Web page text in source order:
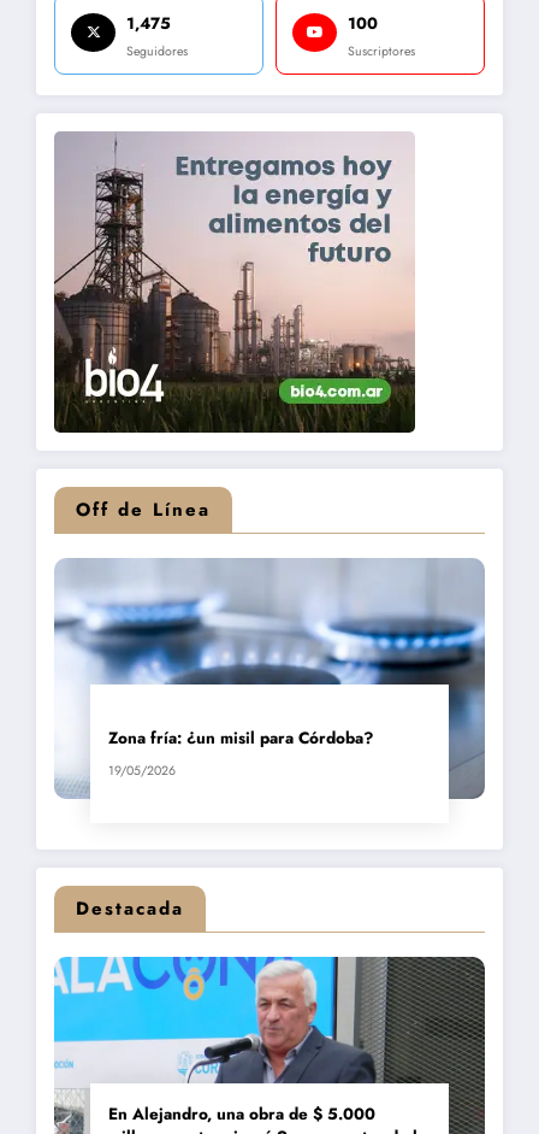
1,475
Seguidores
100
Suscriptores
Off de Línea
Zona fría: ¿un misil para Córdoba?
19/05/2026
Destacada
En Alejandro, una obra de $ 5.000